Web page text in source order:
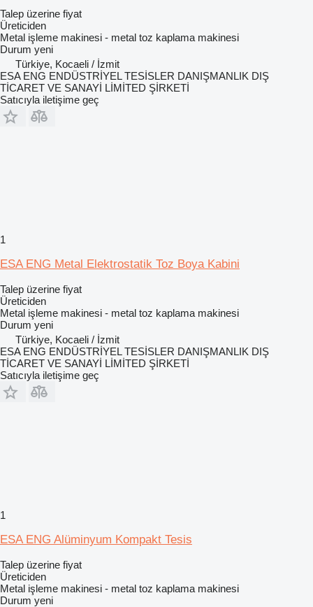
Talep üzerine fiyat
Üreticiden
Metal işleme makinesi - metal toz kaplama makinesi
Durum yeni
Türkiye, Kocaeli / İzmit
ESA ENG ENDÜSTRİYEL TESİSLER DANIŞMANLIK DIŞ
TİCARET VE SANAYİ LİMİTED ŞİRKETİ
Satıcıyla iletişime geç
1
ESA ENG Metal Elektrostatik Toz Boya Kabini
Talep üzerine fiyat
Üreticiden
Metal işleme makinesi - metal toz kaplama makinesi
Durum yeni
Türkiye, Kocaeli / İzmit
ESA ENG ENDÜSTRİYEL TESİSLER DANIŞMANLIK DIŞ
TİCARET VE SANAYİ LİMİTED ŞİRKETİ
Satıcıyla iletişime geç
1
ESA ENG Alüminyum Kompakt Tesis
Talep üzerine fiyat
Üreticiden
Metal işleme makinesi - metal toz kaplama makinesi
Durum yeni